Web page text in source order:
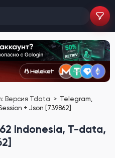
Версия Tdata
Telegram,
+ Json [739862]
Indonesia, T-data,